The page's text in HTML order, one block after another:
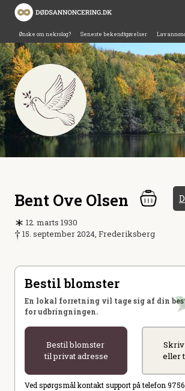
Ønske om nekrolog? Seneste bekendtgørelser Lav
Bent Ove Olsen
12. marts 1930
15. september 2024, Frederiksberg
Bestil blomster
En lokal forretning vil tage sig af din
for udbringningen.
Bestil blomster
til privat adresse
eller
Ved spørgsmål kontakt support på telefon 9756